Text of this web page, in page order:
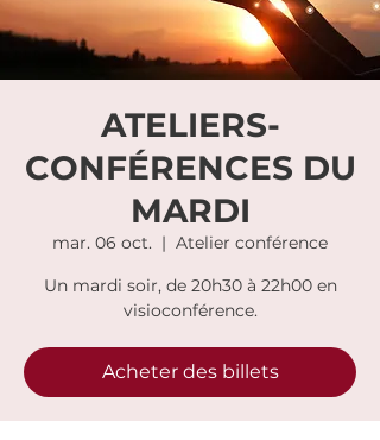
ATELIERS-
CONFÉRENCES DU
MARDI
mar. 06 oct.
  |
Atelier conférence
Un mardi soir, de 20h30 à 22h00 en
visioconférence.
Acheter des billets